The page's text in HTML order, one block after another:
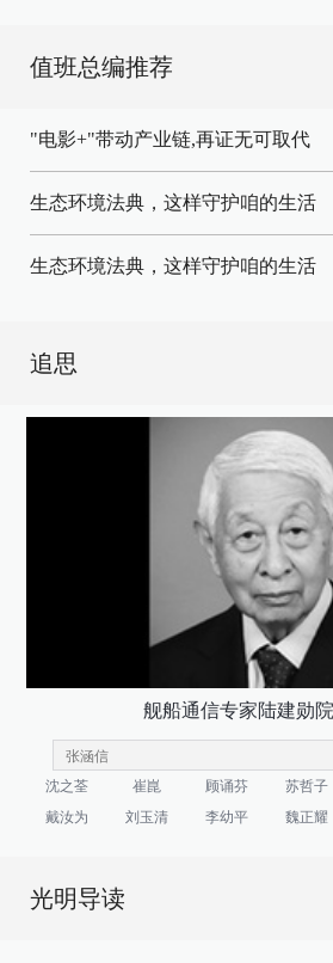
值班总编推荐
"电影+"带动产业链,再证无可取代
生态环境法典，这样守护咱的生活
生态环境法典，这样守护咱的生活
追思
舰船通信专家陆建勋
沈之荃 崔崑 顾诵芬 苏哲子
戴汝为
刘玉清 李幼平 魏正耀
光明导读